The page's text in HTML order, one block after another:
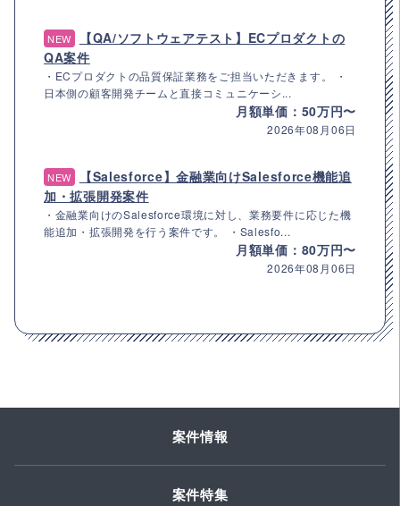
NEW
【QA/ソフトウェアテスト】ECプロダクトの
QA案件
・ECプロダクトの品質保証業務をご担当いただきます。 ・
日本側の顧客開発チームと直接コミュニケーシ...
月額単価：50万円〜
2026年08月06日
NEW
【Salesforce】金融業向けSalesforce機能追
加・拡張開発案件
・金融業向けのSalesforce環境に対し、業務要件に応じた機
能追加・拡張開発を行う案件です。 ・Salesfo...
月額単価：80万円〜
2026年08月06日
案件情報
案件特集